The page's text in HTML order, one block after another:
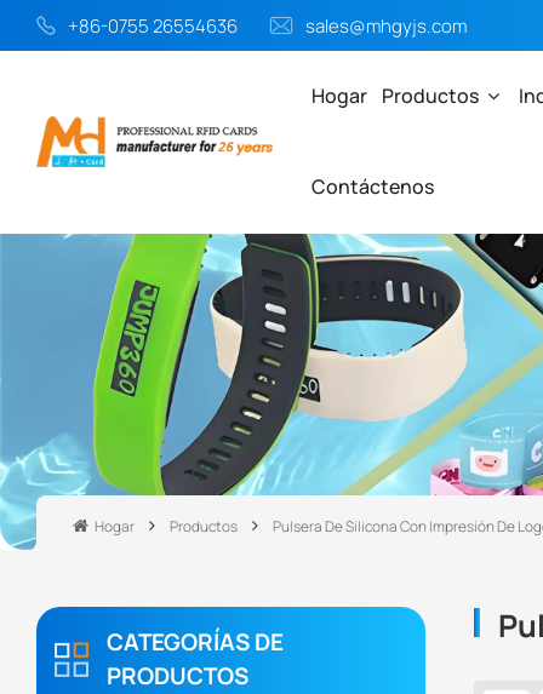
+86-0755 26554636 sales@mhgyjs.com
Hogar Productos
Contáctenos
Hogar Productos Pulsera De Silicona Con Impresión De
CATEGORÍAS DE
PRODUCTOS